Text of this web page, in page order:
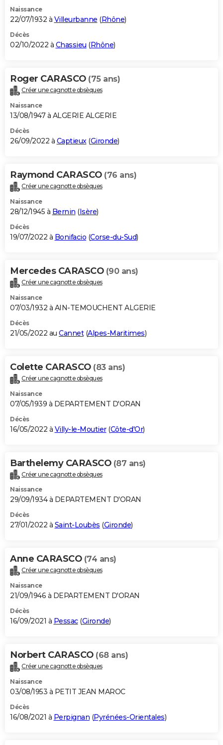
Naissance
22/07/1932 à Villeurbanne (Rhône)
Décès
02/10/2022 à Chassieu (Rhône)
Roger CARASCO (75 ans)
Créer une cagnotte obsèques
Naissance
13/08/1947 à ALGERIE ALGERIE
Décès
26/09/2022 à Captieux(Gironde)
Raymond CARASCO (76 ans)
Créer une cagnotte obsèques
Naissance
28/12/1945 à Bernin (Isère)
Décès
19/07/2022 à Bonifacio (Corse-du-Sud)
Mercedes CARASCO (90 ans)
Créer une cagnotte obsèques
Naissance
07/03/1932 à AIN-TEMOUCHENT ALGERIE
Décès
21/05/2022 au Cannet(Alpes-Maritimes)
Colette CARASCO (83 ans)
Créer une cagnotte obsèques
Naissance
07/05/1939 à DEPARTEMENT D'ORAN
Décès
16/05/2022 à Villy-le-Moutier(Côte-d'Or)
Barthelemy CARASCO (87 ans)
Créer une cagnotte obsèques
Naissance
29/09/1934 à DEPARTEMENT D'ORAN
Décès
27/01/2022 à Saint-Loubès (Gironde)
Anne CARASCO (74 ans)
Créer une cagnotte obsèques
Naissance
21/09/1946 à DEPARTEMENT D'ORAN
Décès
16/09/2021 à Pessac(Gironde)
Norbert CARASCO (68 ans)
Créer une cagnotte obsèques
Naissance
03/08/1953 à PETIT JEAN MAROC
Décès
16/08/2021 à Perpignan (Pyrénées-Orientales)